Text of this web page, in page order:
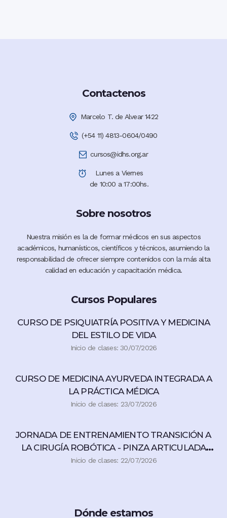
Contactenos
Marcelo T. de Alvear 1422
(+54 11) 4813-0604/0490
cursos@idhs.org.ar
Lunes a Viernes
de 10:00 a 17:00hs.
Sobre nosotros
Nuestra misión es la de formar médicos en sus aspectos
académicos, humanísticos, científicos y técnicos, asumiendo la
responsabilidad de ofrecer siempre contenidos con la más alta
calidad en educación y capacitación médica.
Cursos Populares
CURSO DE PSIQUIATRÍA POSITIVA Y MEDICINA
DEL ESTILO DE VIDA
Inicio de clases: 30/07/2026
CURSO DE MEDICINA AYURVEDA INTEGRADA A
LA PRÁCTICA MÉDICA
Inicio de clases: 23/07/2026
JORNADA DE ENTRENAMIENTO TRANSICIÓN A
LA CIRUGÍA ROBÓTICA - PINZA ARTICULADA
360°
Inicio de clases: 22/07/2026
Dónde estamos